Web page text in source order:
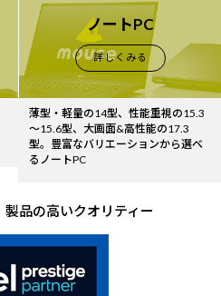
ノートPC
詳しくみる
薄型・軽量の14型、性能重視の15.3
～15.6型、大画面&高性能の17.3
型。豊富なバリエーションから選べ
るノートPC
品の高いクオリティー